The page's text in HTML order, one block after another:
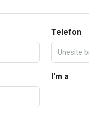
Telefon
I'm a